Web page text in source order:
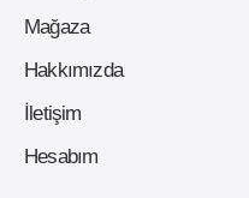
Mağaza
Hakkımızda
İletişim
Hesabım